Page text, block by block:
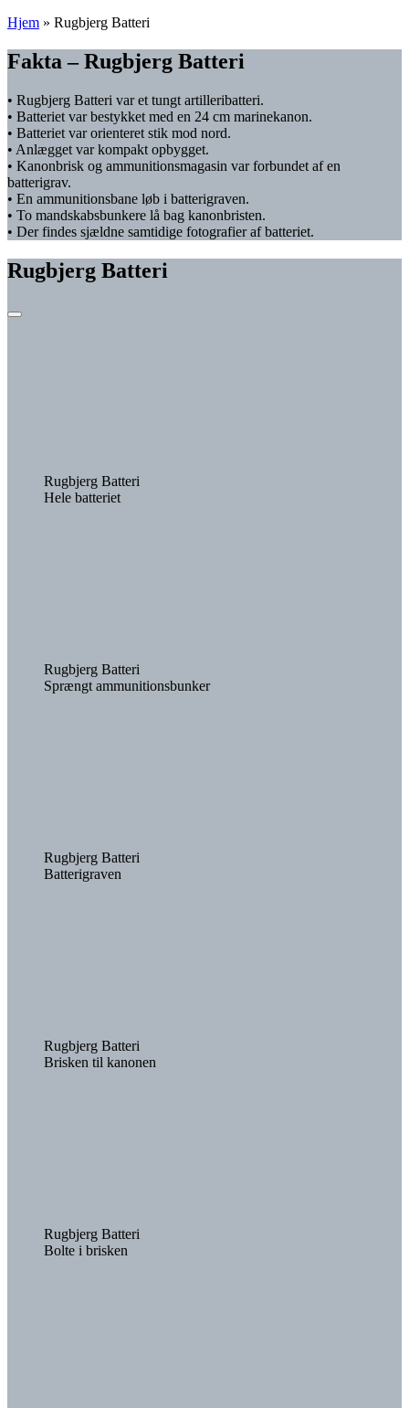
Hjem » Rugbjerg Batteri
Fakta – Rugbjerg Batteri
• Rugbjerg Batteri var et tungt artilleribatteri.
• Batteriet var bestykket med en 24 cm marinekanon.
• Batteriet var orienteret stik mod nord.
• Anlægget var kompakt opbygget.
• Kanonbrisk og ammunitionsmagasin var forbundet af en
batterigrav.
• En ammunitionsbane løb i batterigraven.
• To mandskabsbunkere lå bag kanonbristen.
• Der findes sjældne samtidige fotografier af batteriet.
Rugbjerg Batteri
Rugbjerg Batteri
Hele batteriet
Rugbjerg Batteri
Sprængt ammunitionsbunker
Rugbjerg Batteri
Batterigraven
Rugbjerg Batteri
Brisken til kanonen
Rugbjerg Batteri
Bolte i brisken